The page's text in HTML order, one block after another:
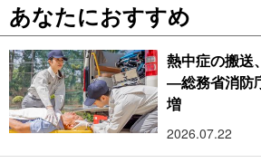
あなたにおすすめ
熱中症の搬送
―総務省消防
増
2026.07.22